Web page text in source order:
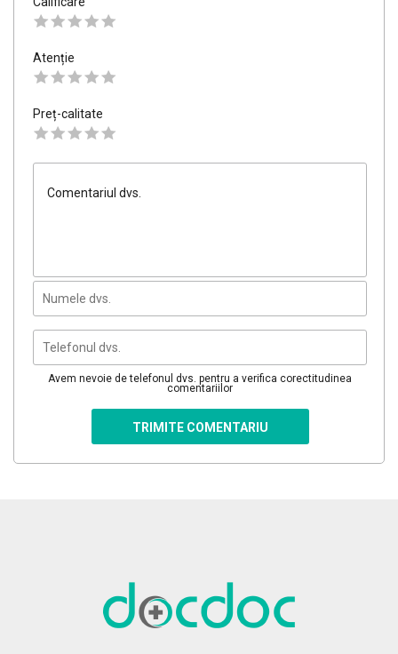
Atenție
Preț-calitate
Avem nevoie de telefonul dvs. pentru a verifica corectitudinea
comentariilor
TRIMITE COMENTARIU